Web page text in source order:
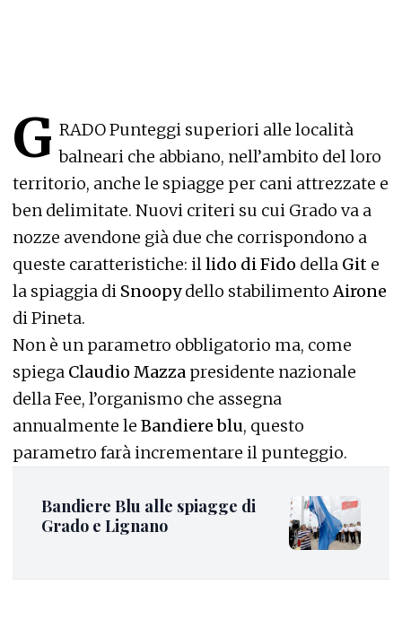
G RADO Punteggi superiori alle località
balneari che abbiano, nell’ambito del loro
territorio, anche le spiagge per cani attrezzate e
ben delimitate. Nuovi criteri su cui Grado va a
nozze avendone già due che corrispondono a
queste caratteristiche: illido di Fido della Git e
la spiaggia di Snoopydello stabilimentoAirone
di Pineta.
Non è un parametro obbligatorio ma, come
spiega Claudio Mazza presidente nazionale
della Fee, l’organismo che assegna
annualmente le Bandiere blu, questo
parametro farà incrementare il punteggio.
Bandiere Blu alle spiagge di
Grado e Lignano